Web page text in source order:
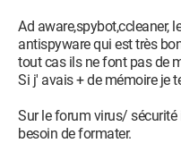
Ad aware,spybot,ccleaner,
antispyware qui est très
tout cas ils ne font pas de
Si j' avais + de mémoire je
Sur le forum virus/
besoin de formater.